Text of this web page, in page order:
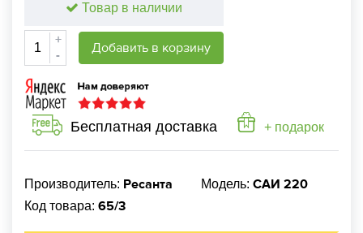
Товар в наличии
+
-
Добавить в корзину
Бесплатная доставка + подарок
Производитель: Ресанта Модель: САИ 220
Код товара: 65/3